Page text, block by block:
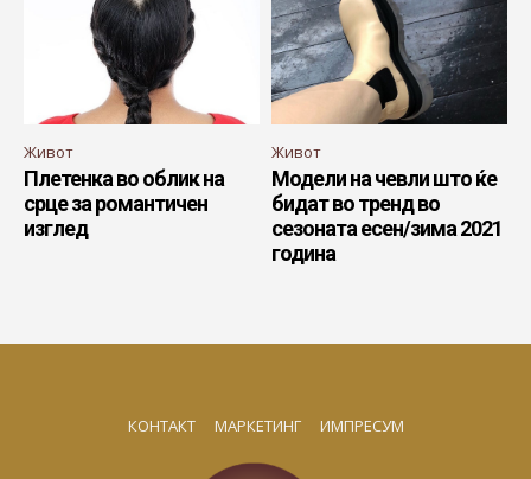
Живот
Плетенка во облик на
срце за романтичен
изглед
Живот
Модели на чевли што ќе
бидат во тренд во
сезоната есен/зима 2021
година
КОНТАКТ МАРКЕТИНГ ИМПРЕСУМ